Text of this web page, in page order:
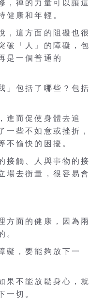
，禪的力量可以讓這
健康和年輕。
，這方面的阻礙也很
破「人」的障礙，包
是一個普通的
」包括了哪些？包括
進而促使身體去追
一些不如意或挫折，
不愉快的困擾。
接觸、人與事物的接
場去衡量，很容易會
方面的健康，因為兩
。
礙，要能夠放下一
果不能放鬆身心，就
一切。